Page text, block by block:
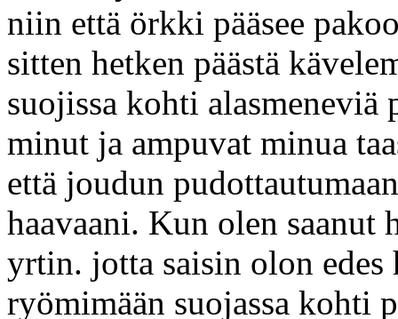
niin että örkki pääsee
sitten hetken päästä
suojissa kohti
minut ja ampuvat minua
että joudun
haavaani. Kun olen saanut
yrtin. jotta saisin olon edes
ryömimään suojassa kohti